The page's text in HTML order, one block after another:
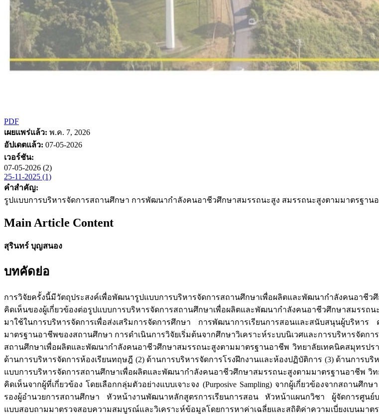
PDF
เผยแพร่แล้ว: พ.ค. 7, 2026
อัปเดตแล้ว: 07-05-2026
เวอร์ชัน:
07-05-2026 (2)
25-11-2025 (1)
คำสำคัญ:
รูปแบบการบริหารจัดการสถานศึกษา การพัฒนากำลังคนอาชีวศึกษาสมรรถนะสูง สมรรถนะสูงตามมาตรฐาน
Main Article Content
สุรินทร์ บุญสนอง
บทคัดย่อ
การวิจัยครั้งนี้มีวัตถุประสงค์เพื่อพัฒนารูปแบบการบริหารจัดการสถานศึกษาเพื่อผลิตและพัฒนากำลังคนอาชี
คิดเห็นของผู้เกี่ยวข้องต่อรูปแบบการบริหารจัดการสถานศึกษาเพื่อผลิตและพัฒนากำลังคนอาชีวศึกษาสมรร
มาใช้ในการบริหารจัดการเพื่อส่งเสริมการจัดการศึกษา การพัฒนาการเรียนการสอนและสนับสนุนผู้บริหาร
มาตรฐานอาชีพของสถานศึกษา การดำเนินการวิจัยเริ่มต้นจากศึกษาวิเคราะห์ระบบนิเวศและการบริหารจัด
สถานศึกษาเพื่อผลิตและพัฒนากำลังคนอาชีวศึกษาสมรรถนะสูงตามมาตรฐานอาชีพ วิทยาลัยเทคนิคสมุทรปร
ด้านการบริหารจัดการห้องเรียนทฤษฎี (2) ด้านการบริหารจัดการโรงฝึกงานและห้องปฏิบัติการ (3) ด้านการบ
แบบการบริหารจัดการสถานศึกษาเพื่อผลิตและพัฒนากำลังคนอาชีวศึกษาสมรรถนะสูงตามมาตรฐานอาชีพ
คิดเห็นจากผู้ที่เกี่ยวข้อง โดยเลือกกลุ่มตัวอย่างแบบเจาะจง (Purposive Sampling) จากผู้เกี่ยวข้องจากสถา
รองผู้อำนวยการสถานศึกษา หัวหน้างานพัฒนาหลักสูตรการเรียนการสอน หัวหน้าแผนกวิชา ผู้จัดการศูนย์
แบบสอบถามมาตรวจสอบความสมบูรณ์และวิเคราะห์ข้อมูลโดยการหาค่าเฉลี่ยและสถิติค่าความเบี่ยงเบนมาต